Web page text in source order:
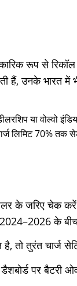
रूप से रिकॉल
हैं, उनके भारत में
या वोल्वो
लिमिट 70% तक
के जरिए
के बीच
है, तो तुरंत चार्ज
पर बैटरी